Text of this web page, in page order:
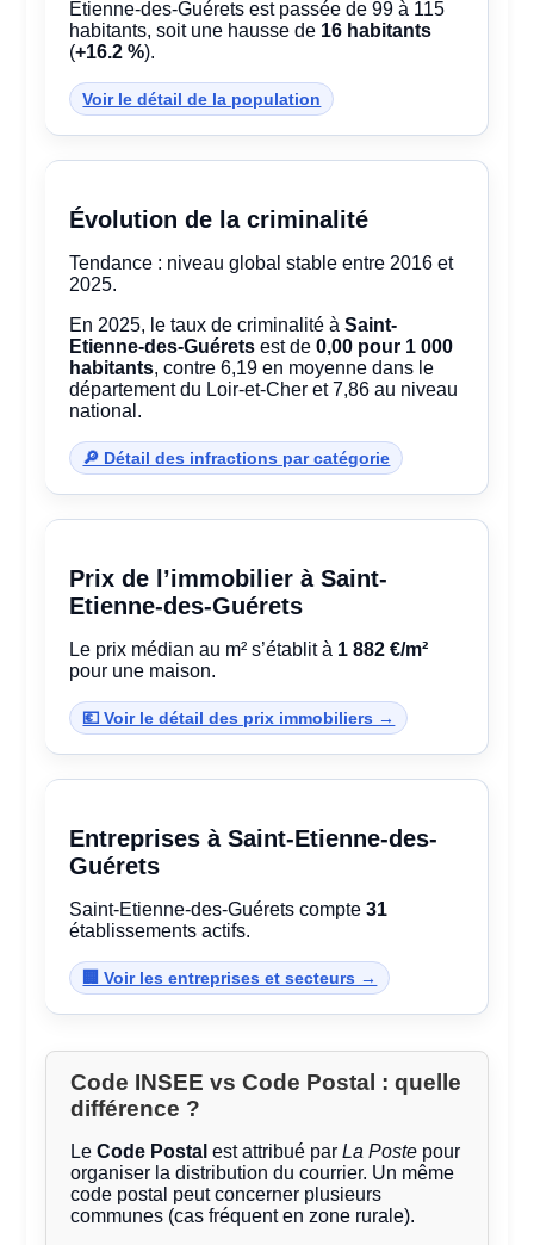
Etienne-des-Guérets est passée de 99 à 115
habitants, soit une hausse de 16 habitants
(+16.2 %).
Voir le détail de la population
Évolution de la criminalité
Tendance : niveau global stable entre 2016 et
2025.
En 2025, le taux de criminalité àSaint-
Etienne-des-Guérets est de0,00 pour 1 000
habitants, contre 6,19 en moyenne dans le
département du Loir-et-Cher et 7,86 au niveau
national.
🔎 Détail des infractions par catégorie
Prix de l’immobilier à Saint-
Etienne-des-Guérets
Le prix médian au m² s’établit à 1 882 €/m²
pour une maison.
💶 Voir le détail des prix immobiliers →
Entreprises à Saint-Etienne-des-
Guérets
Saint-Etienne-des-Guérets compte31
établissements actifs.
🏢 Voir les entreprises et secteurs →
Code INSEE vs Code Postal : quelle
différence ?
LeCode Postal est attribué parLa Poste pour
organiser la distribution du courrier. Un même
code postal peut concerner plusieurs
communes (cas fréquent en zone rurale).